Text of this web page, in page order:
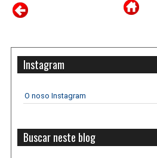
Instagram
O noso Instagram
Buscar neste blog